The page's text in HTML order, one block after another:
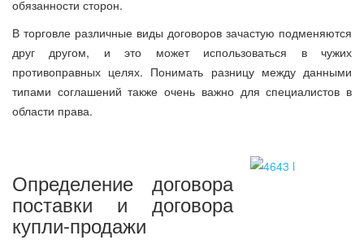
обязанности сторон.
В торговле различные виды договоров зачастую подменяются
друг другом, и это может использоваться в чужих
противоправных целях. Понимать разницу между данными
типами соглашений также очень важно для специалистов в
области права.
Определение договора
поставки и договора
купли-продажи